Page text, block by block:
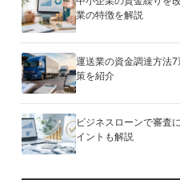
業の特徴を解説
運送業の資金調達方法
策を紹介
ビジネスローンで審査
イントも解説